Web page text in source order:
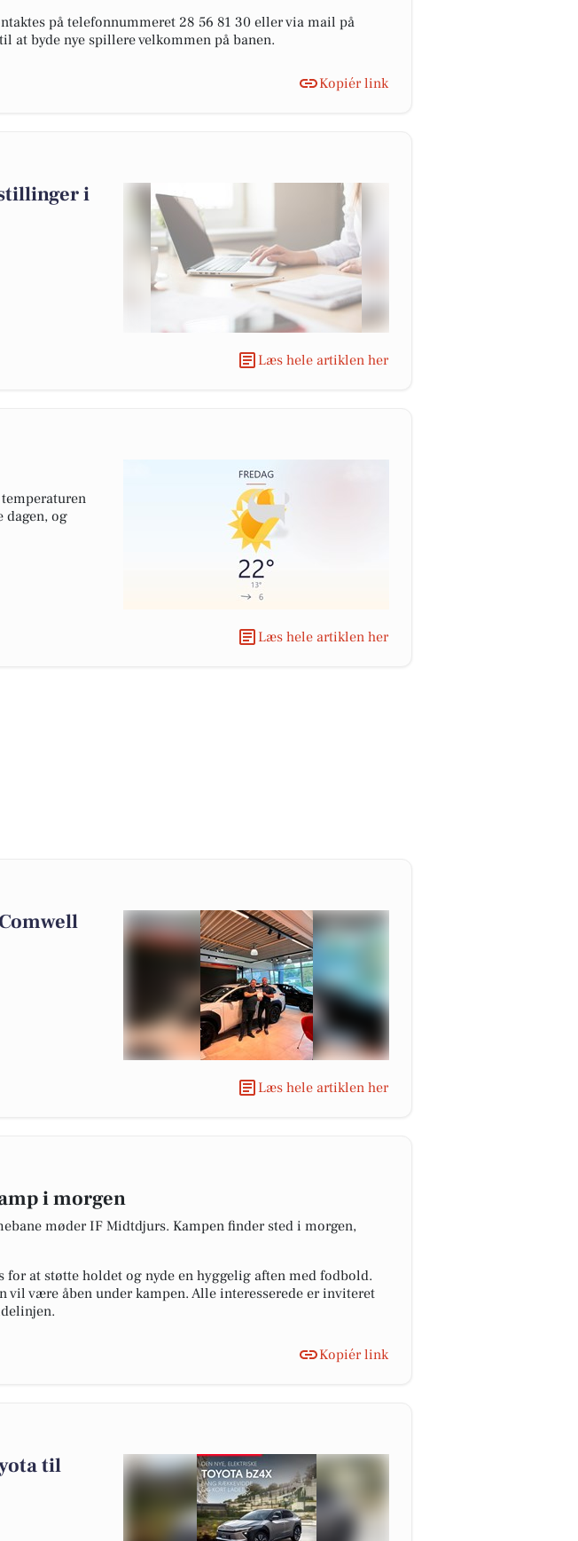
på telefonnummeret 28 56 81 30 eller via mail på
at byde nye spillere velkommen på banen.
Kopiér link
i
Læs hele artiklen her
dagen, og
Læs hele artiklen her
Læs hele artiklen her
i morgen
møder IF Midtdjurs. Kampen finder sted i morgen,
at støtte holdet og nyde en hyggelig aften med fodbold.
være åben under kampen. Alle interesserede er inviteret
Kopiér link
til